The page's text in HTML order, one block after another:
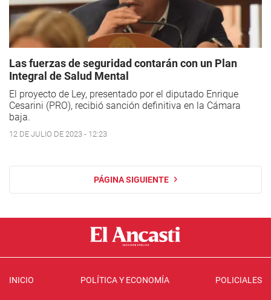
Las fuerzas de seguridad contarán con un Plan
Integral de Salud Mental
El proyecto de Ley, presentado por el diputado Enrique
Cesarini (PRO), recibió sanción definitiva en la Cámara
baja.
12 DE JULIO DE 2023 - 12:23
PÁGINA SIGUIENTE
INICIO POLÍTICA Y ECONOMÍA POLICIALES